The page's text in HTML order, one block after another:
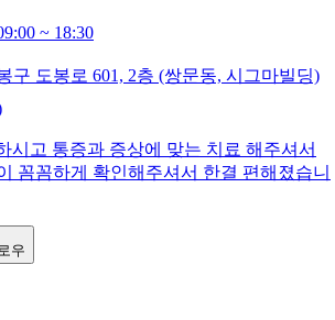
~ 18:30
구 도봉로 601, 2층 (쌍문동, 시그마빌딩)
시고 통증과 증상에 맞는 치료 해주셔서
꼼꼼하게 확인해주셔서 한결 편해졌습니
우